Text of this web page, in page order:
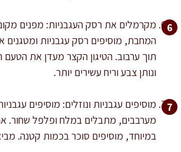
מקרמלים את רסק העגבניות: מפנים
תוך ערבוב. הטיגון הקצר מעדן את
ונותן צבע וריח עשירים יותר.
מוסיפים עגבניות ונוזלים: מוסיפים
מערבבים, מתבלים במלח ופלפל שחור.
במיוחד, מוסיפים סוכר בכמות קטנה.